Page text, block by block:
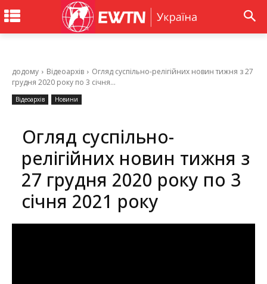
додому Відеоархів
Огляд суспільно-релігійних новин тижня з 27
грудня 2020 року по 3 січня...
Відеоархів Новини
Огляд суспільно-
релігійних новин тижня з
27 грудня 2020 року по 3
січня 2021 року